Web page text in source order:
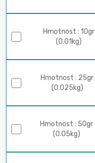
Hmotnost : 10gr
(0.01kg)
Hmotnost : 25gr
(0.025kg)
Hmotnost : 50gr
(0.05kg)